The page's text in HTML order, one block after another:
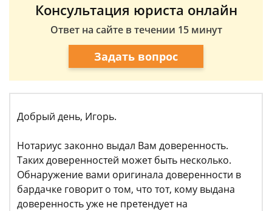
Консультация юриста онлайн
Ответ на сайте в течении 15 минут
Задать вопрос
Добрый день, Игорь.
Нотариус законно выдал Вам доверенность.
Таких доверенностей может быть несколько.
Обнаружение вами оригинала доверенности в
бардачке говорит о том, что тот, кому выдана
доверенность уже не претендует на